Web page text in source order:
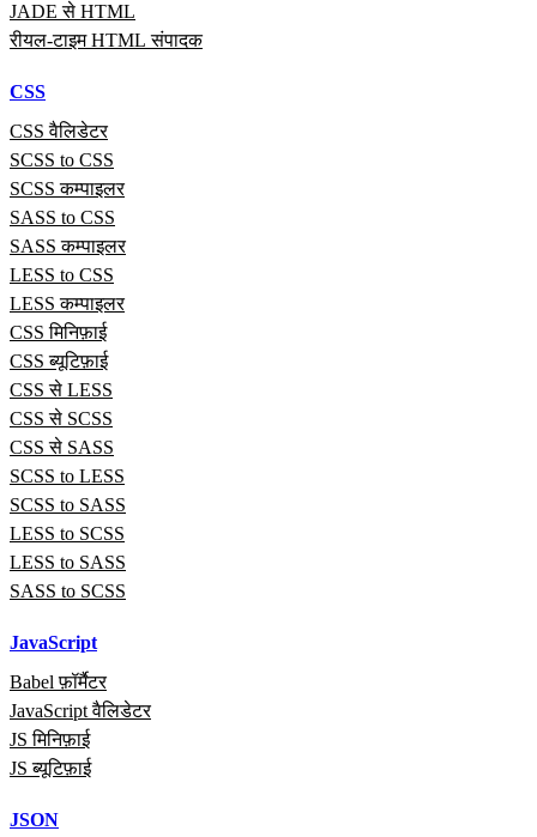
JADE से HTML
रीयल‑टाइम HTML संपादक
CSS
CSS वैलिडेटर
SCSS to CSS
SCSS कम्पाइलर
SASS to CSS
SASS कम्पाइलर
LESS to CSS
LESS कम्पाइलर
CSS मिनिफ़ाई
CSS ब्यूटिफ़ाई
CSS से LESS
CSS से SCSS
CSS से SASS
SCSS to LESS
SCSS to SASS
LESS to SCSS
LESS to SASS
SASS to SCSS
JavaScript
Babel फ़ॉर्मैटर
JavaScript वैलिडेटर
JS मिनिफ़ाई
JS ब्यूटिफ़ाई
JSON